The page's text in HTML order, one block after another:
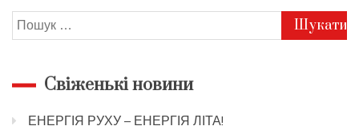
Пошук:
Свіженькі новини
ЕНЕРГІЯ РУХУ – ЕНЕРГІЯ ЛІТА!